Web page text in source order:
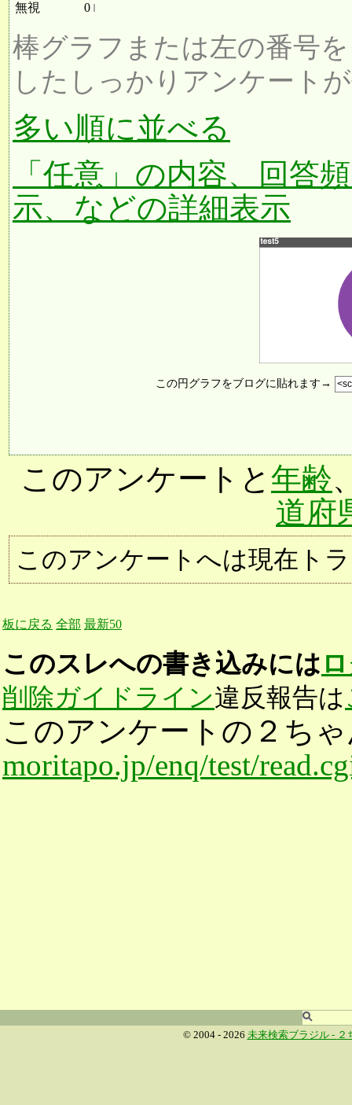
無視
0
棒グラフまたは左の番号
したしっかりアンケート
多い順に並べる
「任意」の内容、回答
示、などの詳細表示
この円グラフをブログに貼れます→
このアンケートと 年齢
道府
このアンケートへは現在ト
板に戻る 全部 最新50
このスレへの書き込みには
削除ガイドライン違反報告は
このアンケートの２ち
moritapo.jp/enq/test/
© 2004 - 2026 未来検索ブラジル - ２